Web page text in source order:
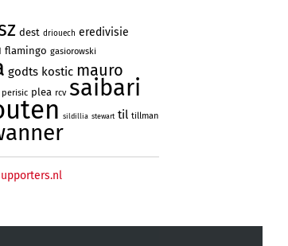
dest driouech eredivisie
flamingo gasiorowski
godts kostic mauro
perisic plea rcv saibari
sildillia stewart til tillman